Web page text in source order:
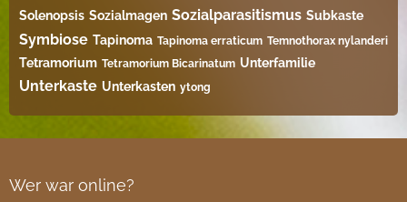
Solenopsis Sozialmagen Sozialparasitismus Subkaste
Symbiose Tapinoma Tapinoma erraticum Temnothorax nylanderi
Tetramorium Tetramorium Bicarinatum​ Unterfamilie
Unterkaste Unterkasten ytong
Wer war online?